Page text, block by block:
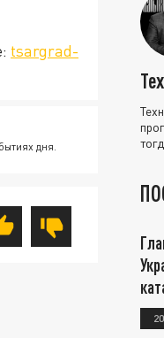
tsargrad-
дня.